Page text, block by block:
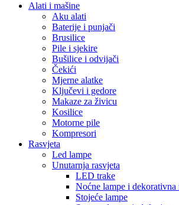
Alati i mašine
Aku alati
Baterije i punjači
Brusilice
Pile i sjekire
Bušilice i odvijači
Čekići
Mjerne alatke
Ključevi i gedore
Makaze za živicu
Kosilice
Motorne pile
Kompresori
Rasvjeta
Led lampe
Unutarnja rasvjeta
LED trake
Noćne lampe i dekorativna
Stojeće lampe